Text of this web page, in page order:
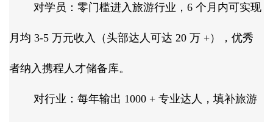
对学员：零门槛进入旅游行业，6 个月内可实现
月均 3-5 万元收入（头部达人可达 20 万 +），优秀
者纳入携程人才储备库。​
对行业：每年输出 1000 + 专业达人，填补旅游